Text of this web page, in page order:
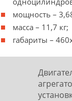
мощность –
масса – 11,7 кг;
габариты –